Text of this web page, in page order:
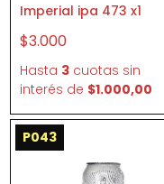
Imperial ipa 473 x1
$3.000
Hasta 3 cuotas sin
interés de $1.000,00
P043